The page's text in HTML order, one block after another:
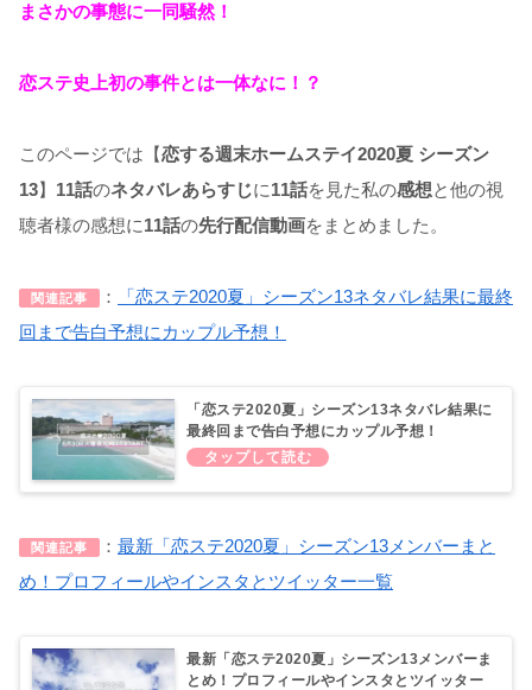
まさかの事態に一同騒然！
恋ステ史上初の事件とは一体なに！？
このページでは【恋する週末ホームステイ2020夏 シーズン
13】 11話のネタバレあらすじに11話を見た私の感想と他の視
聴者様の感想に11話の先行配信動画をまとめました。
関連記事 ：
「恋ステ2020夏」シーズン13ネタバレ結果に最終
回まで告白予想にカップル予想！
「恋ステ2020夏」シーズン13ネタバレ結果に
最終回まで告白予想にカップル予想！
関連記事 ： 最新「恋ステ2020夏」シーズン13メンバーまと
め！プロフィールやインスタとツイッター一覧
最新「恋ステ2020夏」シーズン13メンバーま
とめ！プロフィールやインスタとツイッター